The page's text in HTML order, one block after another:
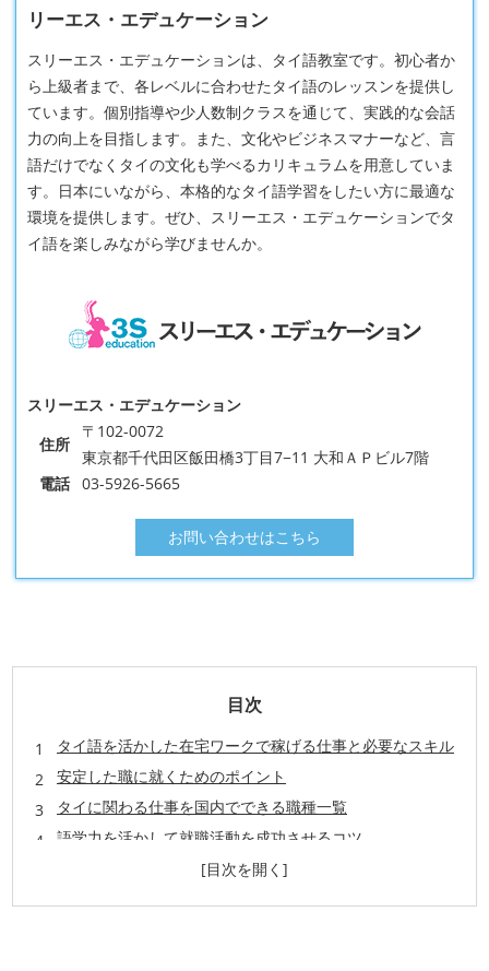
リーエス・エデュケーション
スリーエス・エデュケーションは、タイ語教室です。初心者か
ら上級者まで、各レベルに合わせたタイ語のレッスンを提供し
ています。個別指導や少人数制クラスを通じて、実践的な会話
力の向上を目指します。また、文化やビジネスマナーなど、言
語だけでなくタイの文化も学べるカリキュラムを用意していま
す。日本にいながら、本格的なタイ語学習をしたい方に最適な
環境を提供します。ぜひ、スリーエス・エデュケーションでタ
イ語を楽しみながら学びませんか。
スリーエス・エデュケーション
住所
〒102-0072
東京都千代田区飯田橋3丁目7−11 大和ＡＰビル7階
電話 03-5926-5665
お問い合わせはこちら
目次
タイ語を活かした在宅ワークで稼げる仕事と必要なスキル
安定した職に就くためのポイント
タイに関わる仕事を国内でできる職種一覧
語学力を活かして就職活動を成功させるコツ